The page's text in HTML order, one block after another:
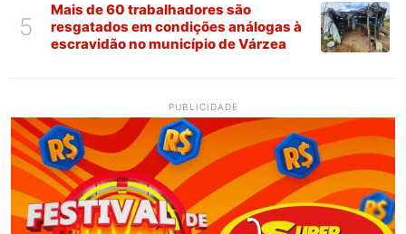
5
Mais de 60 trabalhadores são
resgatados em condições análogas à
escravidão no município de Várzea
PUBLICIDADE